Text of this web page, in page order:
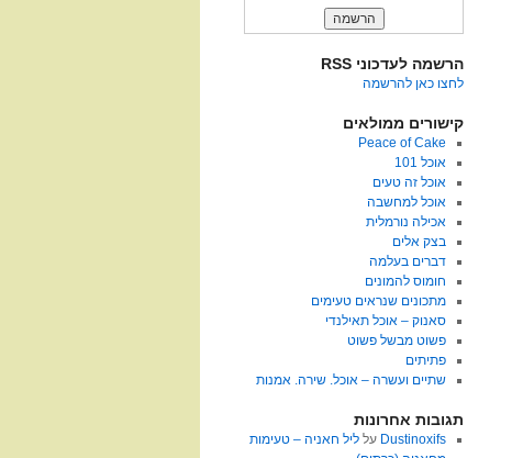
הרשמה לעדכוני RSS
לחצו כאן להרשמה
קישורים ממולאים
Peace of Cake
אוכל 101
אוכל זה טעים
אוכל למחשבה
אכילה נורמלית
בצק אלים
דברים בעלמה
חומוס להמונים
מתכונים שנראים טעימים
סאנוק – אוכל תאילנדי
פשוט מבשל פשוט
פתיתים
שתיים ועשרה – אוכל. שירה. אמנות
תגובות אחרונות
Dustinoxifs על ליל חאניה – טעימות